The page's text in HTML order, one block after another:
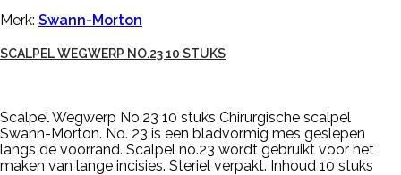
Merk: Swann-Morton
SCALPEL WEGWERP NO.23 10 STUKS
Scalpel Wegwerp No.23 10 stuks Chirurgische scalpel
Swann-Morton. No. 23 is een bladvormig mes geslepen
langs de voorrand. Scalpel no.23 wordt gebruikt voor het
maken van lange incisies. Steriel verpakt. Inhoud 10 stuks